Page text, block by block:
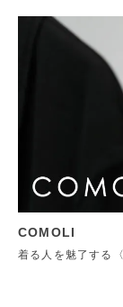
COMOLI
着る人を魅了する